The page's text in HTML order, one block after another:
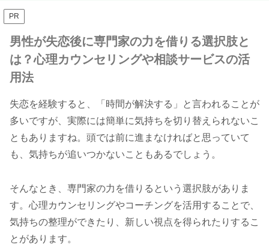
PR
男性が失恋後に専門家の力を借りる選択肢と
は？心理カウンセリングや相談サービスの活
用法
失恋を経験すると、「時間が解決する」と言われることが
多いですが、実際には簡単に気持ちを切り替えられないこ
ともありますね。頭では前に進まなければと思っていて
も、気持ちが追いつかないこともあるでしょう。
そんなとき、専門家の力を借りるという選択肢がありま
す。心理カウンセリングやコーチングを活用することで、
気持ちの整理ができたり、新しい視点を得られたりするこ
とがあります。